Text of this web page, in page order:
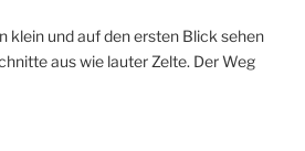
klein und auf den ersten Blick sehen
aus wie lauter Zelte. Der Weg